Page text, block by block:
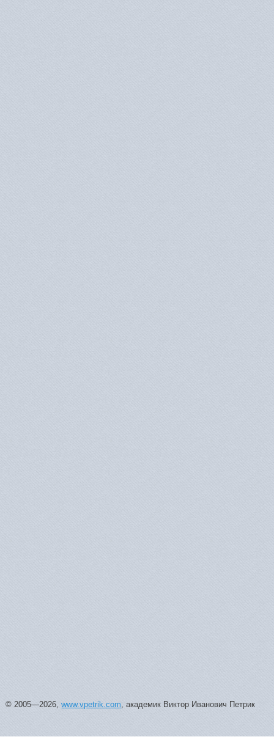
© 2005—2026,www.vpetrik.com, академик Виктор Иванович Петрик